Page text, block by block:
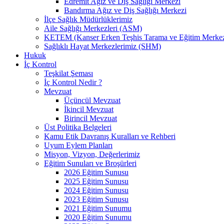
Bandırma Ağız ve Diş Sağlığı Merkezi
İlçe Sağlık Müdürlüklerimiz
Aile Sağlığı Merkezleri (ASM)
KETEM (Kanser Erken Teşhis Tarama ve Eğitim
Sağlıklı Hayat Merkezlerimiz (SHM)
Hukuk
İç Kontrol
Teşkilat Şeması
İç Kontrol Nedir ?
Mevzuat
Üçüncül Mevzuat
İkincil Mevzuat
Birincil Mevzuat
Üst Politika Belgeleri
Kamu Etik Davranış Kuralları ve Rehberi
Uyum Eylem Planları
Misyon, Vizyon, Değerlerimiz
Eğitim Sunuları ve Broşürleri
2026 Eğitim Sunusu
2025 Eğitim Sunusu
2024 Eğitim Sunusu
2023 Eğitim Sunusu
2021 Eğitim Sunumu
2020 Eğitim Sunumu